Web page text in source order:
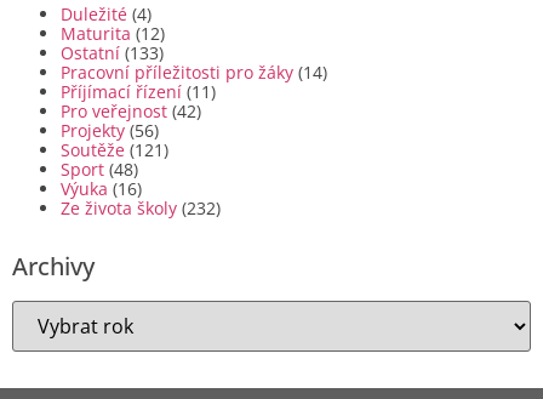
Duležité (4)
Maturita (12)
Ostatní (133)
Pracovní příležitosti pro žáky (14)
Příjímací řízení (11)
Pro veřejnost (42)
Projekty (56)
Soutěže (121)
Sport (48)
Výuka (16)
Ze života školy (232)
Archivy